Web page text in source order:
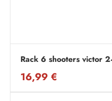
Rack 6 shooters victor
16,99 €